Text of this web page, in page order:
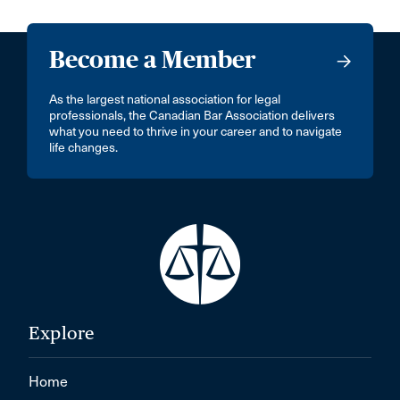
Become a Member
As the largest national association for legal
professionals, the Canadian Bar Association delivers
what you need to thrive in your career and to navigate
life changes.
Explore
Home